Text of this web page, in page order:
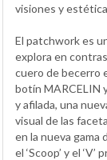
visiones y
El patchwork es
explora en
cuero de becerro
botín MARCELIN
y afilada, una
visual de las
en la nueva gama
el ‘Scoop’ y el